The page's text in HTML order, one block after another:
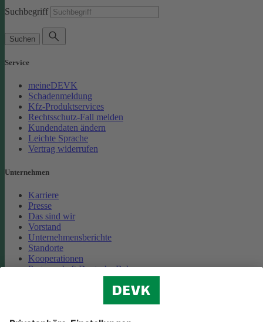
Suchbegriff
Suchen
Service
meineDEVK
Schadenmeldung
Kfz-Produktservices
Rechtsschutz-Fall melden
Kundendaten ändern
Leichte Sprache
Vertrag widerrufen
Unternehmen
Karriere
Presse
Das sind wir
Vorstand
Unternehmensberichte
Standorte
Kooperationen
Partnerschaft Deutsche Bahn